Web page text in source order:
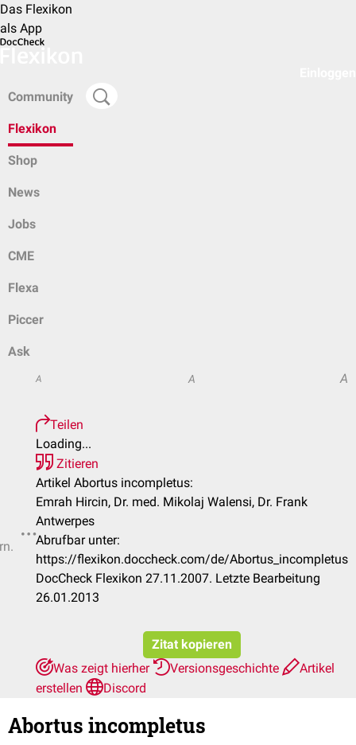
Das Flexikon
als App
Community
Flexikon
Shop
News
Jobs
CME
Flexa
Piccer
Ask
A A A
Teilen
Loading...
Zitieren
Artikel Abortus incompletus:
Emrah Hircin, Dr. med. Mikolaj Walensi, Dr. Frank
Antwerpes
Abrufbar unter:
https://flexikon.doccheck.com/de/Abortus_incompletus
DocCheck Flexikon 27.11.2007. Letzte Bearbeitung
26.01.2013
Zitat kopieren
Was zeigt hierher
Versionsgeschichte
Artikel
erstellen
Discord
Abortus incompletus